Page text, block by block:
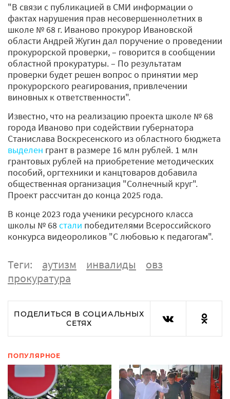
"В связи с публикацией в СМИ информации о
фактах нарушения прав несовершеннолетних в
школе № 68 г. Иваново прокурор Ивановской
области Андрей Жугин дал поручение о проведении
прокурорской проверки, – говорится в сообщении
областной прокуратуры. – По результатам
проверки будет решен вопрос о принятии мер
прокурорского реагирования, привлечении
виновных к ответственности".
Известно, что на реализацию проекта школе № 68
города Иваново при содействии губернатора
Станислава Воскресенского из областного бюджета
выделен грант в размере 16 млн рублей. 1 млн
грантовых рублей на приобретение методических
пособий, оргтехники и канцтоваров добавила
общественная организация "Солнечный круг".
Проект рассчитан до конца 2025 года.
В конце 2023 года ученики ресурсного класса
школы № 68стали победителями Всероссийского
конкурса видеороликов "С любовью к педагогам".
Теги: аутизм инвалиды
овз
прокуратура
ПОДЕЛИТЬСЯ В СОЦИАЛЬНЫХ
СЕТЯХ
ПОПУЛЯРНОЕ